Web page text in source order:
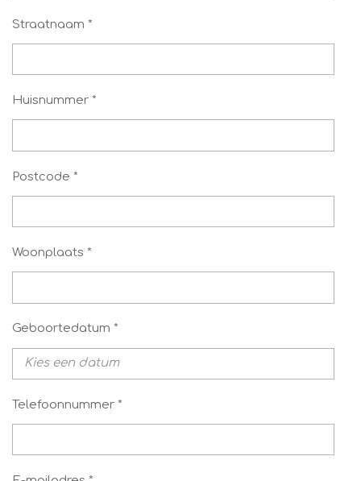
Straatnaam *
Huisnummer *
Postcode *
Woonplaats *
Geboortedatum *
Telefoonnummer *